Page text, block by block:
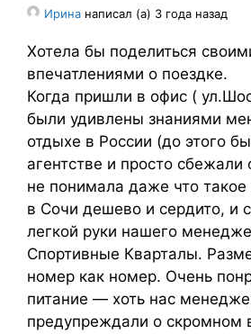
Ирина написал (а) 3 года назад
Хотела бы поделиться
впечатлениями о поездке.
Когда пришли в офис (
были удивлены знаниями
отдыхе в России (до этого
агентстве и просто сбежали
не понимала даже что
в Сочи дешево и сердито, и
легкой руки нашего
Спортивные Кварталы.
номер как номер. Очень
питание — хоть нас
предупреждали о скромном